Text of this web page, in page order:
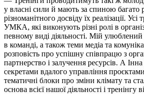
у власні сили й мають за спиною багато
різноманітного досвіду їх реалізації.
УМКА, які виконують різні ролі в
певному виді діяльності. Мій
в команді, а також теми медіа та
розповість про успішну співпрацю з
партнерство і залучення ресурсів. А
секретами вдалого управління
тематичні блоки про зміни клімату та
основа всієї нашої діяльності і тренінгу